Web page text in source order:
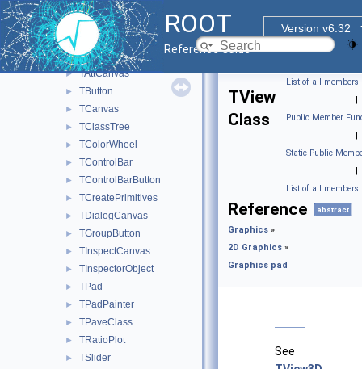
ROOT
Version v6.32
Reference Guide
► libAfterImage interface
► FITS file
▼ Graphics pad
► TAnnotation
► TAttCanvas
► TButton
► TCanvas
► TClassTree
► TColorWheel
► TControlBar
► TControlBarButton
► TCreatePrimitives
► TDialogCanvas
► TGroupButton
► TInspectCanvas
► TInspectorObject
► TPad
► TPadPainter
► TPaveClass
► TRatioPlot
► TSlider
List of all members
|
Public Member
|
Static Public
|
List of all members
TView
Class
Reference abstract
Graphics »
2D Graphics »
Graphics pad
See